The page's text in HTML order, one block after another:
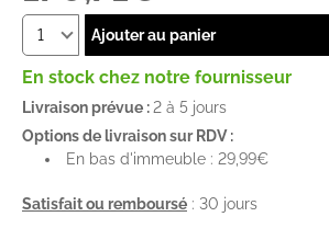
Ajouter au panier
En stock chez notre fournisseur
Livraison prévue :2 à 5 jours
Options de livraison sur RDV :
En bas d'immeuble : 29,99€
Satisfait ou remboursé : 30 jours